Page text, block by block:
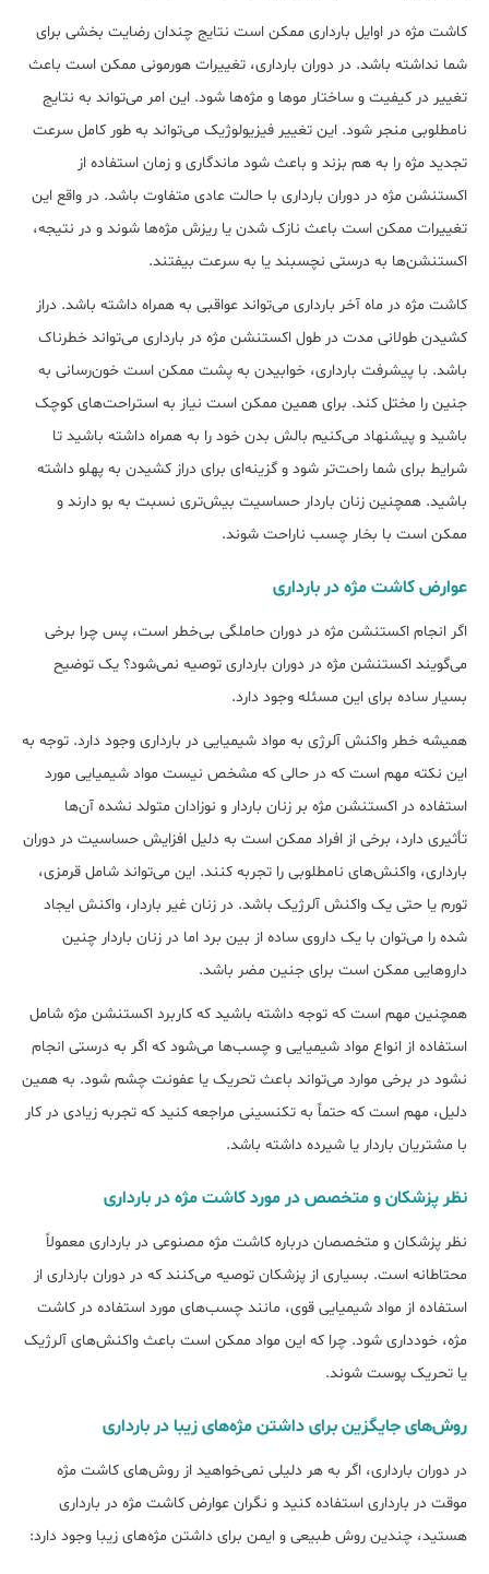
ﮐﺎﺷﺖ ﻣﮋه در اوایل ﺑﺎرداری ممکن است نتایج چندان رضایت بخشی برای
شما نداشته باشد. در دوران بارداری، تغییرات هورمونی ممکن است باعث
تغییر در کیفیت و ساختار موها و مژه‌ها شود. این امر می‌تواند به نتایج
نامطلوبی منجر شود. این تغییر فیزیولوژیک می‌تواند به طور کامل سرعت
تجدید مژه را به هم بزند و باعث شود ماندگاری و زمان استفاده از
اکستنشن مژه در دوران بارداری با حالت عادی متفاوت باشد. در واقع این
تغییرات ممکن است باعث نازک شدن یا ریزش مژه‌ها شوند و در نتیجه،
اکستنشن‌ها به درستی نچسبند یا به سرعت بیفتند.
کاشت مژه در ماه آخر بارداری می‌تواند عواقبی به همراه داشته باشد. دراز
کشیدن طولانی مدت در طول اکستنشن ﻣﮋه در ﺑﺎرداری می‌تواند خطرناک
باشد. با پیشرفت بارداری، خوابیدن به پشت ممکن است خون‌رسانی به
جنین را مختل کند. برای همین ممکن است نیاز به استراحت‌های کوچک
باشید و پیشنهاد می‌کنیم بالش بدن خود را به همراه داشته باشید تا
شرایط برای شما راحت‌تر شود و گزینه‌ای برای دراز کشیدن به پهلو داشته
باشید. همچنین زنان باردار حساسیت بیش‌تری نسبت به بو دارند و
ممکن است با بخار چسب ناراحت شوند.
عوارض کاشت مژه در بارداری
اگر انجام اکستنشن مژه در دوران حاملگی بی‌خطر است، پس چرا برخی
می‌گویند اکستنشن مژه در دوران بارداری توصیه نمی‌شود؟ یک توضیح
بسیار ساده برای این مسئله وجود دارد.
همیشه خطر واکنش آﻟﺮژی ﺑﻪ ﻣﻮاد شیمیایی در ﺑﺎرداری وجود دارد. توجه به
این نکته مهم است که در حالی که مشخص نیست مواد شیمیایی مورد
استفاده در اکستنشن مژه بر زنان باردار و نوزادان متولد نشده آن‌ها
تأثیری دارد، برخی از افراد ممکن است به دلیل افزایش حساسیت در دوران
بارداری، واکنش‌های نامطلوبی را تجربه کنند. این می‌تواند شامل قرمزی،
تورم یا حتی یک واکنش آلرژیک باشد. در زنان غیر باردار، واکنش ایجاد
شده را می‌توان با یک داروی ساده از بین برد اما در زنان باردار چنین
داروهایی ممکن است برای جنین مضر باشد.
همچنین مهم است که توجه داشته باشید که کاربرد اکستنشن مژه شامل
استفاده از انواع مواد شیمیایی و چسب‌ها می‌شود که اگر به درستی انجام
نشود در برخی موارد می‌تواند باعث تحریک یا عفونت چشم شود. به همین
دلیل، مهم است که حتماً به تکنسینی مراجعه کنید که تجربه زیادی در کار
با مشتریان باردار یا شیرده داشته باشد.
نظر پزشکان و متخصص در مورد کاشت مژه در بارداری
نظر پزشکان و متخصصان درباره کاشت مژه مصنوعی در بارداری معمولاً
محتاطانه است. بسیاری از پزشکان توصیه می‌کنند که در دوران بارداری از
استفاده از مواد شیمیایی قوی، مانند چسب‌های مورد استفاده در کاشت
مژه، خودداری شود. چرا که این مواد ممکن است باعث واکنش‌های آلرژیک
یا تحریک پوست شوند.
روش‌های جایگزین برای داشتن مژه‌های زیبا در بارداری
در دوران بارداری، اگر به هر دلیلی نمی‌خواهید از روش‌های کاشت مژه
موقت در بارداری استفاده کنید و نگران ﻋﻮارض ﮐﺎﺷﺖ ﻣﮋه در ﺑﺎرداری
هستید، چندین روش طبیعی و ایمن برای داشتن مژه‌های زیبا وجود دارد: